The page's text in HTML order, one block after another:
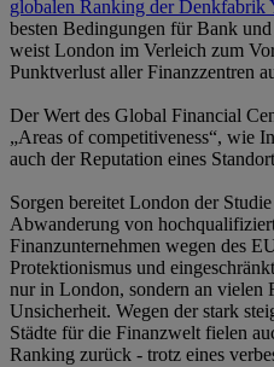
globalen Ranking der Denkfabrik
besten Bedingungen für Bank
weist London im Verleich zum
Punktverlust aller Finanzzentren
Der Wert des Global Financial
„Areas of competitiveness“, wie
auch der Reputation eines
Sorgen bereitet London der
Abwanderung von
Finanzunternehmen wegen des
Protektionismus und
nur in London, sondern an vielen
Unsicherheit. Wegen der stark
Städte für die Finanzwelt fielen
Ranking zurück - trotz eines